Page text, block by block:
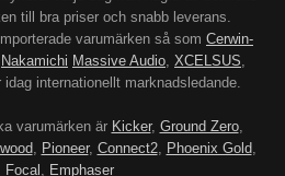
till bra priser och snabb leverans.
varumärken så som Cerwin-
Nakamichi Massive Audio, XCELSUS,
idag internationellt marknadsledande.
varumärken är Kicker, Ground Zero,
, Pioneer, Connect2, Phoenix Gold,
Focal , Emphaser